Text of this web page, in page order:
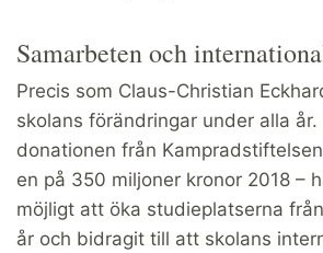
Samarbeten och
Precis som Claus-Christian
skolans förändringar under alla
donationen från
en på 350 miljoner kronor 2018 –
möjligt att öka studieplatserna
år och bidragit till att skolans